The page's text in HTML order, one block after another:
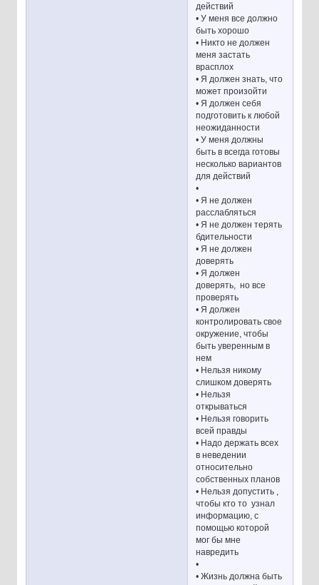
действий
• У меня все должно
быть хорошо
• Никто не должен
меня застать
врасплох
• Я должен знать, что
может произойти
• Я должен себя
подготовить к любой
неожиданности
• У меня должны
быть в всегда готовы
несколько вариантов
для действий
•
• Я не должен
расслабляться
• Я не должен терять
бдительности
• Я не должен
доверять
• Я должен
доверять, но все
проверять
• Я должен
контролировать свое
окружение, чтобы
быть уверенным в
нем
• Нельзя никому
слишком доверять
• Нельзя
открываться
• Нельзя говорить
всей правды
• Надо держать всех
в неведении
относительно
собственных планов
• Нельзя допустить ,
чтобы кто то узнал
информацию, с
помощью которой
мог бы мне
навредить
•
• Жизнь должна быть